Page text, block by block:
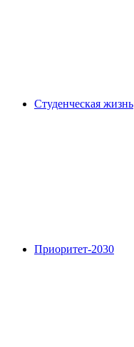
Студенческая жизнь
Приоритет-2030